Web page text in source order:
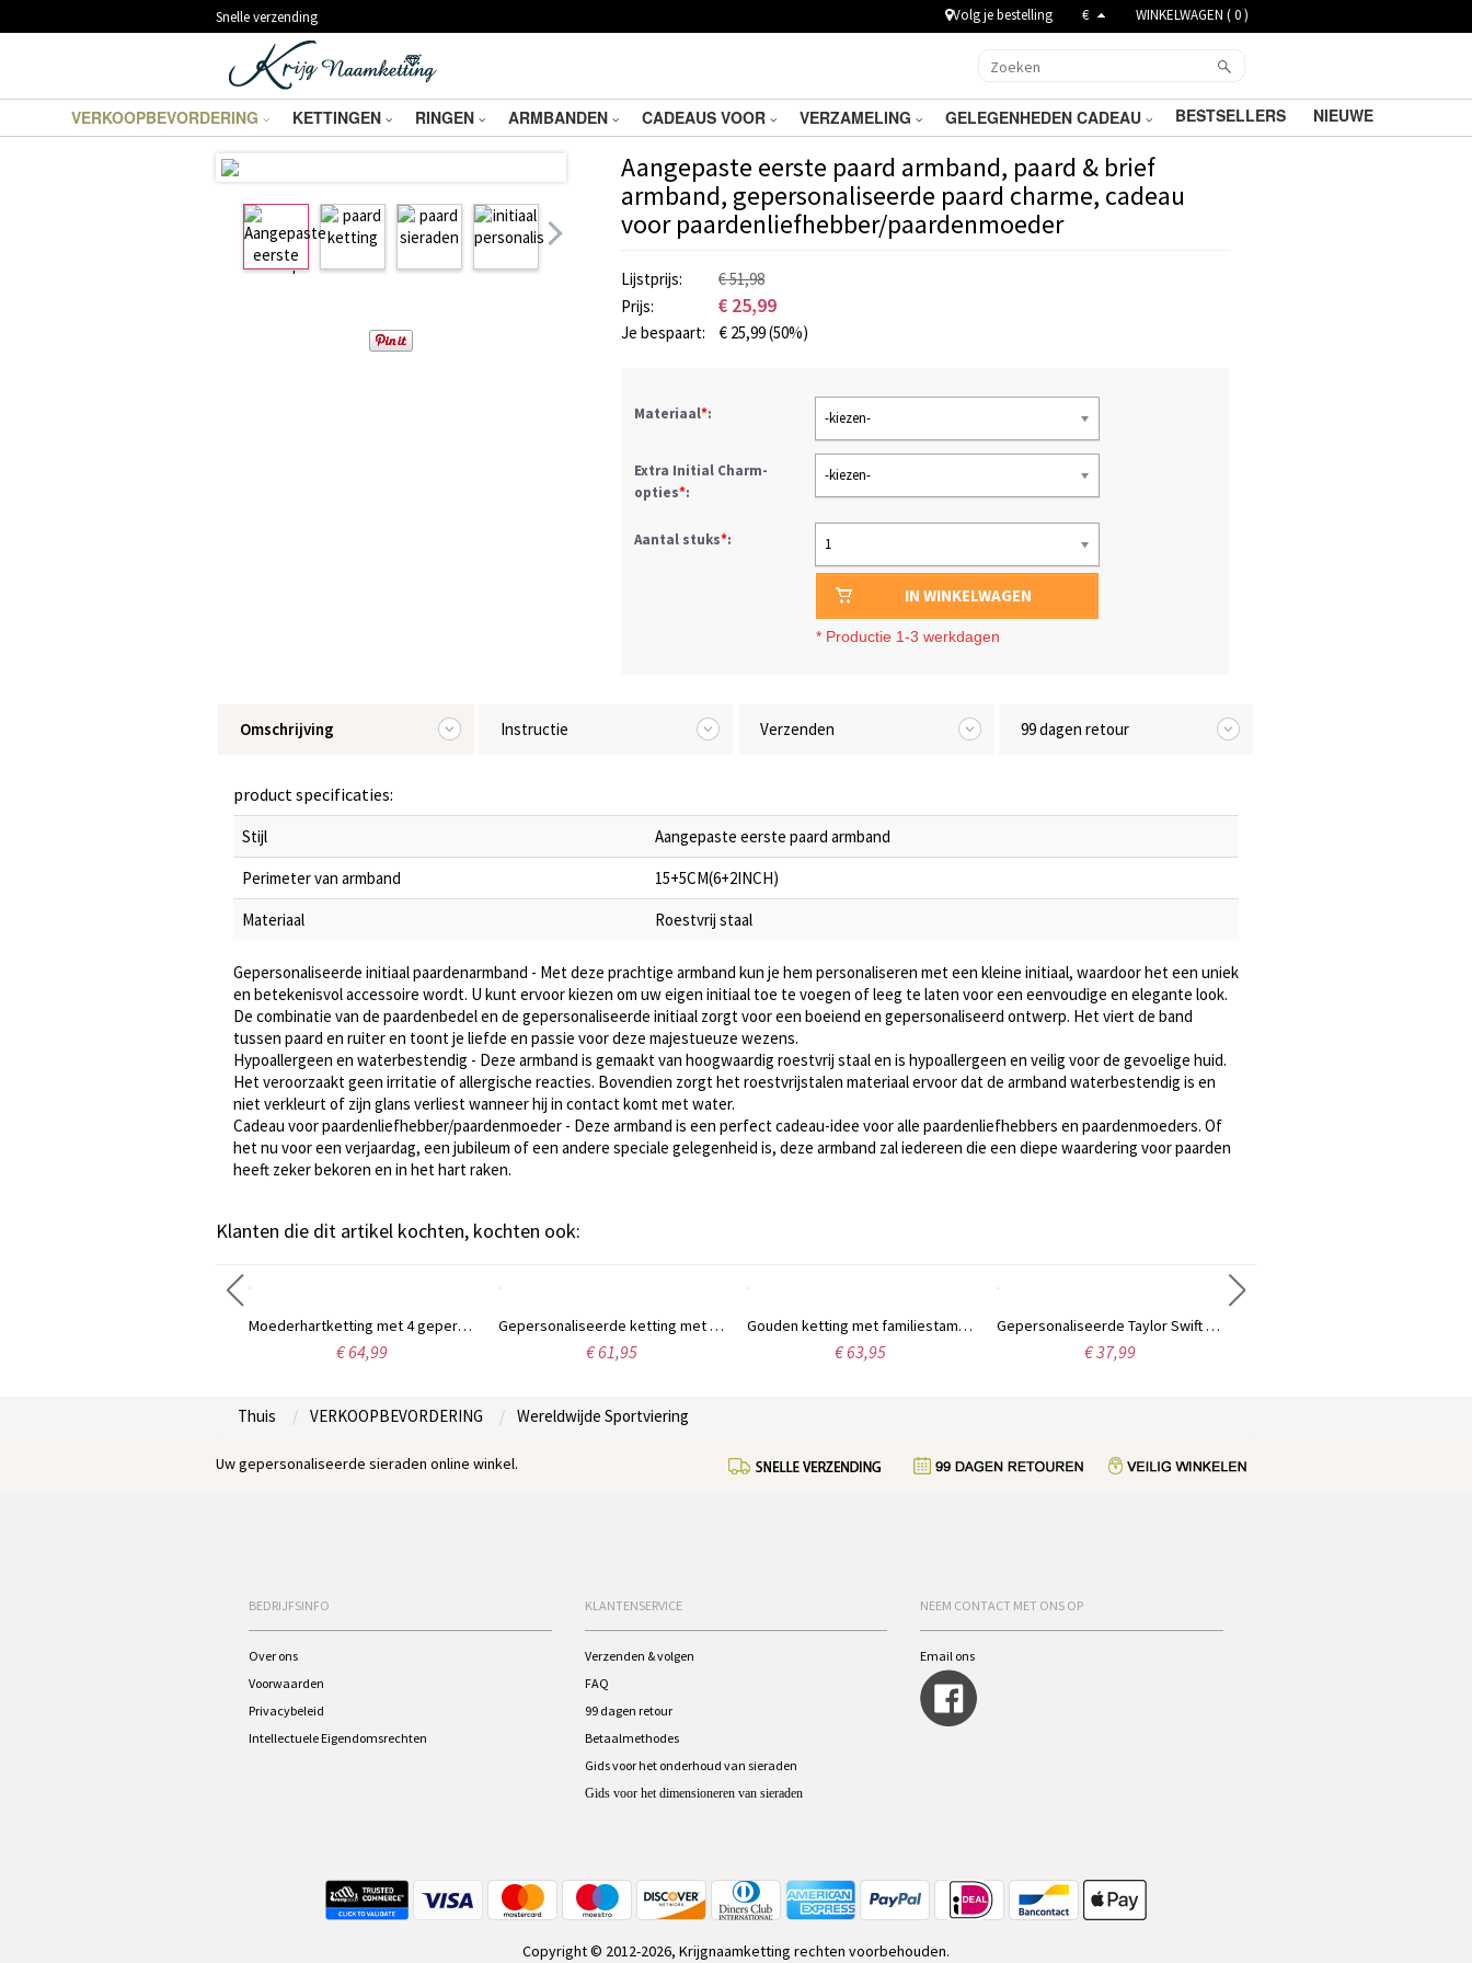
Snelle verzending Volg je bestelling € WINKELWAGEN (0)
VERKOOPBEVORDERING KETTINGEN RINGEN ARMBANDEN CADEAUS VOOR VERZAMELING GELEGENHEDEN CADEAU BESTSELLERS NIEUWE
Aangepaste eerste paard armband, paard & brief
armband, gepersonaliseerde paard charme, cadeau
voor paardenliefhebber/paardenmoeder
Lijstprijs:
€ 51,98
Prijs:
€ 25,99
Je bespaart: € 25,99(50%)
Materiaal*: -kiezen-
Extra Initial Charm-
opties*:
-kiezen-
Aantal stuks*: 1
IN WINKELWAGEN
* Productie 1-3 werkdagen
Omschrijving Instructie Verzenden 99 dagen retour
product specificaties:
Stijl
Aangepaste eerste paard armband
Perimeter van armband
15+5CM(6+2INCH)
Materiaal
Roestvrij staal
Gepersonaliseerde initiaal paardenarmband - Met deze prachtige armband kun je hem personaliseren met een kleine initiaal, waardoor het een uniek
en betekenisvol accessoire wordt. U kunt ervoor kiezen om uw eigen initiaal toe te voegen of leeg te laten voor een eenvoudige en elegante look.
De combinatie van de paardenbedel en de gepersonaliseerde initiaal zorgt voor een boeiend en gepersonaliseerd ontwerp. Het viert de band
tussen paard en ruiter en toont je liefde en passie voor deze majestueuze wezens.
Hypoallergeen en waterbestendig - Deze armband is gemaakt van hoogwaardig roestvrij staal en is hypoallergeen en veilig voor de gevoelige huid.
Het veroorzaakt geen irritatie of allergische reacties. Bovendien zorgt het roestvrijstalen materiaal ervoor dat de armband waterbestendig is en
niet verkleurt of zijn glans verliest wanneer hij in contact komt met water.
Cadeau voor paardenliefhebber/paardenmoeder - Deze armband is een perfect cadeau-idee voor alle paardenliefhebbers en paardenmoeders. Of
het nu voor een verjaardag, een jubileum of een andere speciale gelegenheid is, deze armband zal iedereen die een diepe waardering voor paarden
heeft zeker bekoren en in het hart raken.
Klanten die dit artikel kochten, kochten ook:
Moederhartketting met 4 gepersonaliseerde geboortestenen en naam
€ 64,99
Gepersonaliseerde ketting met 7 geboortestenen, geïnspireerd op de stamboom van uw familie.
€ 61,95
Gouden ketting met familiestamboom, 7 namen en geboortestenen.
€ 63,95
Gepersonaliseerde Taylor Swift Monogram Ketting Sterling Zilver
€ 37,99
Thuis VERKOOPBEVORDERING Wereldwijde Sportviering
Uw gepersonaliseerde sieraden online winkel.
BEDRIJFSINFO
Over ons
Voorwaarden
Privacybeleid
Intellectuele Eigendomsrechten
KLANTENSERVICE
Verzenden & volgen
FAQ
99 dagen retour
Betaalmethodes
Gids voor het onderhoud van sieraden
Gids voor het dimensioneren van sieraden
NEEM CONTACT MET ONS OP
Email ons
Copyright © 2012-2026, Krijgnaamketting rechten voorbehouden.